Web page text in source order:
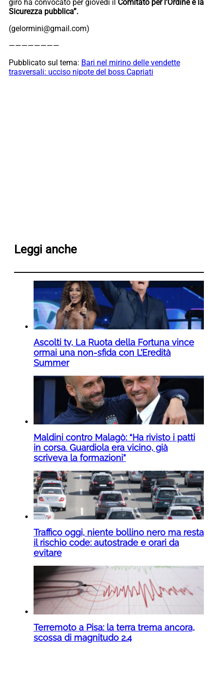
giro ha convocato per giovedì il Comitato per l’Ordine e la
Sicurezza pubblica”.
(gelormini@gmail.com)
————————
Pubblicato sul tema: Bari nel mirino delle vendette
trasversali: ucciso nipote del boss Capriati
Leggi anche
Ascolti tv, La Ruota della Fortuna vince
ormai una non-sfida con L’Eredità
Summer
Maldini contro Malagò: “Ha rivisto i patti
in corsa. Guardiola era vicino, già
scriveva la formazioni”
Traffico oggi, niente bollino nero ma resta
il rischio code: autostrade e orari da
evitare
Terremoto a Pisa: la terra trema ancora,
scossa di magnitudo 2.4